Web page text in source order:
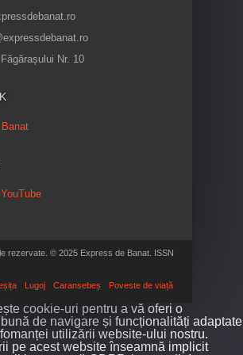
Nr. 10
rezervate. © 2025 Express de Banat. ISSN
Lugoj Caransebeș Poveste de viață
cookie-uri pentru a vă oferi o
de navigare și funcționalități adaptate
utilizării website-ului nostru.
pe acest website înseamnă implicit